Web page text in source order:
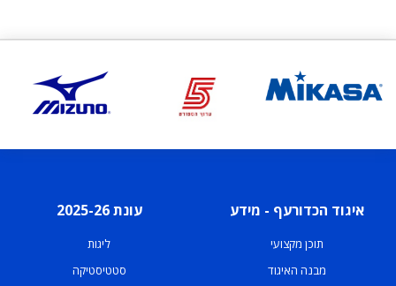
איגוד הכדורעף - מידע
תוכן מקצועי
מבנה האיגוד
עונת 2025-26
ליגות
סטטיסטיקה